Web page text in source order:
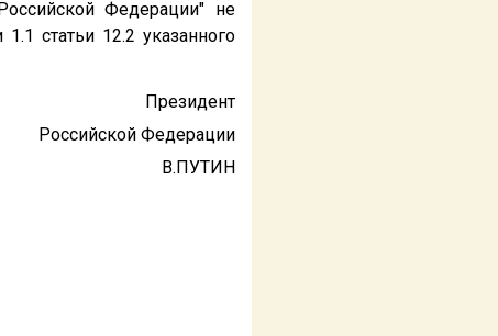
Федерации" не
статьи 12.2 указанного
Президент
Российской Федерации
В.ПУТИН